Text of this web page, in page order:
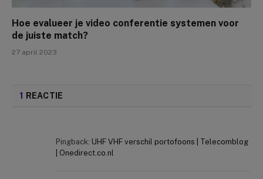
Hoe evalueer je video conferentie systemen voor
de juiste match?
27 april 2023
1 REACTIE
Pingback: UHF VHF verschil portofoons | Telecomblog
| Onedirect.co.nl